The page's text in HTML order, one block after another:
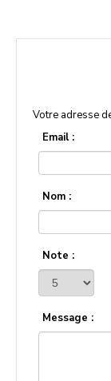
Votre adresse
Email :
Nom :
Note :
Message :